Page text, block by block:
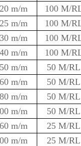
m/m
100 M/
m/m
100 M/
m/m
100 M/
m/m
100 M/
m/m
50 M/RL
m/m
50 M/RL
m/m
50 M/RL
m/m
50 M/RL
m/m
25 M/RL
m/m
25 M/RL